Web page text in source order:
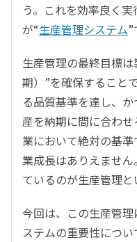
DX（2025年の崖）
データ分析／BI
ガバナンス／リスク管
BPR／業務改善
う。これを効率良く
が“生産管理システム”
生産管理の最終目標
期）”を確保すること
る品質基準を達し、
産を納期に間に合わ
業において絶対の基
業成長はありえませ
ているのが生産管理と
今回は、この生産管
ステムの重要性につい